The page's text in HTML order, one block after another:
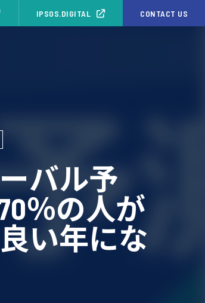
IPSOS.DIGITAL CONTACT US
バル予
％の人が
い年にな